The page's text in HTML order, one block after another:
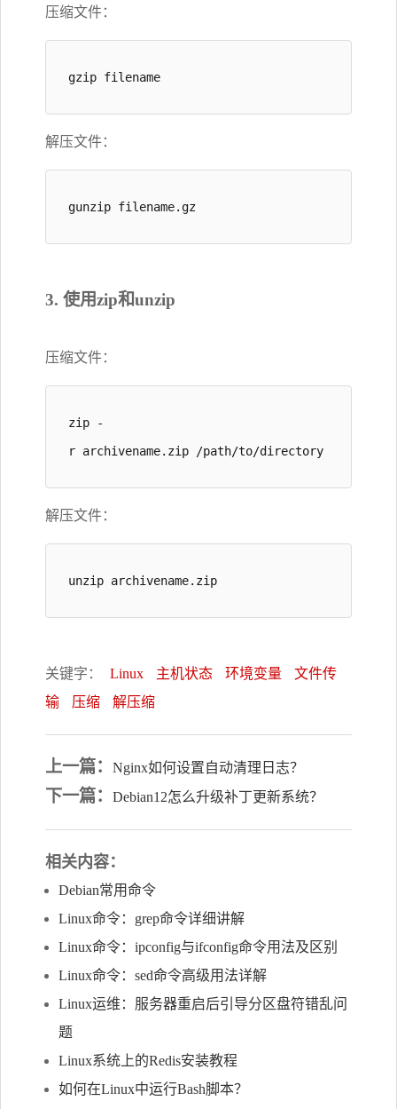
压缩文件：
gzip filename
解压文件：
gunzip filename.gz
3. 使用zip和unzip
压缩文件：
zip -
r archivename.zip /path/to/directory
解压文件：
unzip archivename.zip
关键字： Linux 主机状态 环境变量
文件传
输
压缩 解压缩
上一篇： Nginx如何设置自动清理日志？
下一篇： Debian12怎么升级补丁更新系统？
相关内容：
Debian常用命令
Linux命令：grep命令详细讲解
Linux命令：ipconfig与ifconfig命令用法及区别
Linux命令：sed命令高级用法详解
Linux运维：服务器重启后引导分区盘符错乱问
题
Linux系统上的Redis安装教程
如何在Linux中运行Bash脚本？